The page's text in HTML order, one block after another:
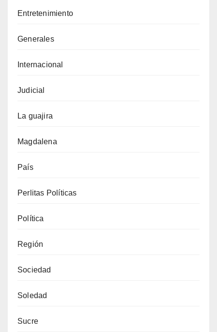
Entretenimiento
Generales
Internacional
Judicial
La guajira
Magdalena
País
Perlitas Políticas
Política
Región
Sociedad
Soledad
Sucre